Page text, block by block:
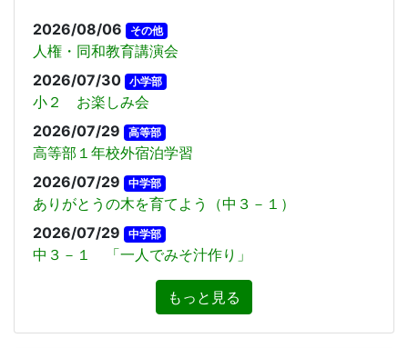
2026/08/06 その他
人権・同和教育講演会
2026/07/30 小学部
小２ お楽しみ会
2026/07/29
高等部
高等部１年校外宿泊学習
2026/07/29
中学部
ありがとうの木を育てよう（中３－１）
2026/07/29
中学部
中３－１ 「一人でみそ汁作り」
もっと見る